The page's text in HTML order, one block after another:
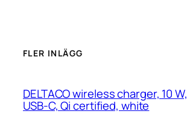
FLER INLÄGG
DELTACO wireless charger, 10 W,
USB-C, Qi certified, white